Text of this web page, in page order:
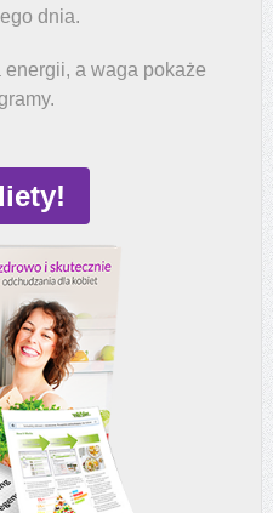
dnia.
energii, a waga pokaże